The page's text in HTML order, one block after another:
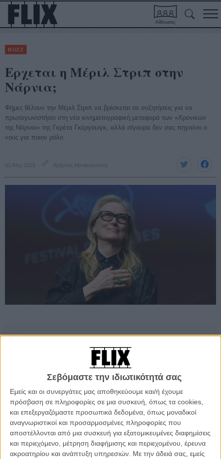
Σεβόμαστε την ιδιωτικότητά σας
Εμείς και οι συνεργάτες μας αποθηκεύουμε και/ή έχουμε
πρόσβαση σε πληροφορίες σε μια συσκευή, όπως τα cookies,
και επεξεργαζόμαστε προσωπικά δεδομένα, όπως μοναδικοί
αναγνωριστικοί και προσαρμοσμένες πληροφορίες που
αποστέλλονται από μια συσκευή για εξατομικευμένες διαφημίσεις
και περιεχόμενο, μέτρηση διαφήμισης και περιεχομένου, έρευνα
ακροατηρίου και ανάπτυξη υπηρεσιών. Με την άδειά σας, εμείς
Αίθουσες
BUZZ
Ερχεται η Μέριλ Στριπ στην
Νάρνια;
Φήμες θέλουν την Μέριλ Στριπ να βρίσκεται σε συζητήσεις για να
πρωταγωνιστήσει στη νέα κινηματογραφική μεταφορά των «Χρονικών
της Νάρνια» της Γκρέτα Γκέργουιγκ, αλλά σίγουρα δεν σας πηγαίνει ο
νους για ποιον ρόλο.
01 Απρ 2025 Χρήστος Μπακατσέλος
Google
Οπως είναι ήδη γνωστό εδώ και καιρό, η Γκρέτα Γκέργουιγκ θα
σκηνοθετήσει τουλάχιστον δύο ταινίες για λογαριασμό του Netflix,
βασισμένες στη δημοφιλή σειρά μυθιστορημάτων του Κ.Σ. Λιούις,
«Τα Χρονικά της Νάρνια». Η πρώτη εξ αυτών θα πραγματοποιήσει
την πρεμιέρα της στις αίθουσες τον Νοέμβριο του 2026, προτού
γίνει διαθέσιμη η προβολή της στην πλατφόρμα, ανήμερα των
Χριστουγέννων του ίδιου έτους.